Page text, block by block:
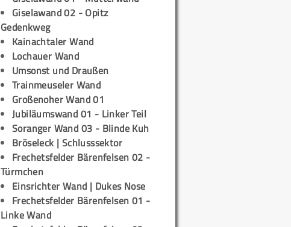
Giselawand 02 - Opitz
Gedenkweg
Kainachtaler Wand
Lochauer Wand
Umsonst und Draußen
Trainmeuseler Wand
Großenoher Wand 01
Jubiläumswand 01 - Linker Teil
Soranger Wand 03 - Blinde Kuh
Bröseleck | Schlusssektor
Frechetsfelder Bärenfelsen 02 -
Türmchen
Einsrichter Wand | Dukes Nose
Frechetsfelder Bärenfelsen 01 -
Linke Wand